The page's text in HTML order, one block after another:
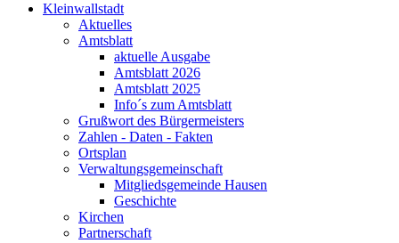
Kleinwallstadt
Aktuelles
Amtsblatt
aktuelle Ausgabe
Amtsblatt 2026
Amtsblatt 2025
Info´s zum Amtsblatt
Grußwort des Bürgermeisters
Zahlen - Daten - Fakten
Ortsplan
Verwaltungsgemeinschaft
Mitgliedsgemeinde Hausen
Geschichte
Kirchen
Partnerschaft